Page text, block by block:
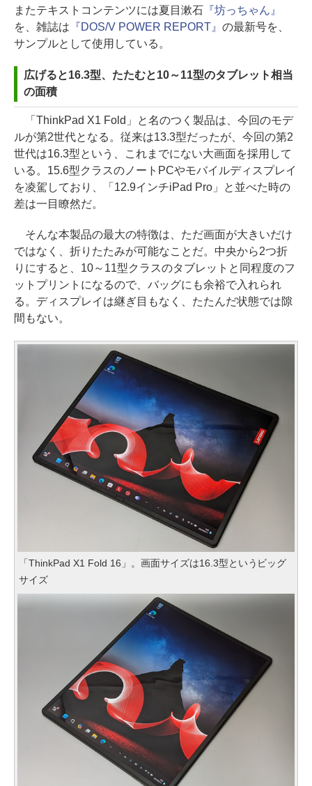
またテキストコンテンツには夏目漱石『坊っちゃん』
を、雑誌は 『DOS/V POWER REPORT』 の最新号を、
サンプルとして使用している。
広げると16.3型、たたむと10～11型のタブレット相当
の面積
「ThinkPad X1 Fold」と名のつく製品は、今回のモデ
ルが第2世代となる。従来は13.3型だったが、今回の第2
世代は16.3型という、これまでにない大画面を採用して
いる。15.6型クラスのノートPCやモバイルディスプレイ
を凌駕しており、「12.9インチiPad Pro」と並べた時の
差は一目瞭然だ。
そんな本製品の最大の特徴は、ただ画面が大きいだけ
ではなく、折りたたみが可能なことだ。中央から2つ折
りにすると、10～11型クラスのタブレットと同程度のフ
ットプリントになるので、バッグにも余裕で入れられ
る。ディスプレイは継ぎ目もなく、たたんだ状態では隙
間もない。
「ThinkPad X1 Fold 16」。画面サイズは16.3型というビッグ
サイズ